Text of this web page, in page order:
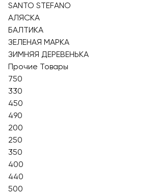
SANTO STEFANO
АЛЯСКА
БАЛТИКА
ЗЕЛЕНАЯ МАРКА
ЗИМНЯЯ ДЕРЕВЕНЬКА
Прочие Товары
750
330
450
490
200
250
350
400
440
500